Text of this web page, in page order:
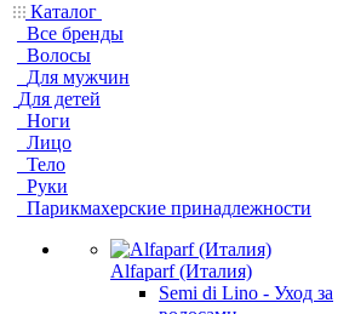
Каталог
Все бренды
Волосы
Для мужчин
Для детей
Ноги
Лицо
Тело
Руки
Парикмахерские принадлежности
Alfaparf (Италия)
Semi di Lino - Уход за